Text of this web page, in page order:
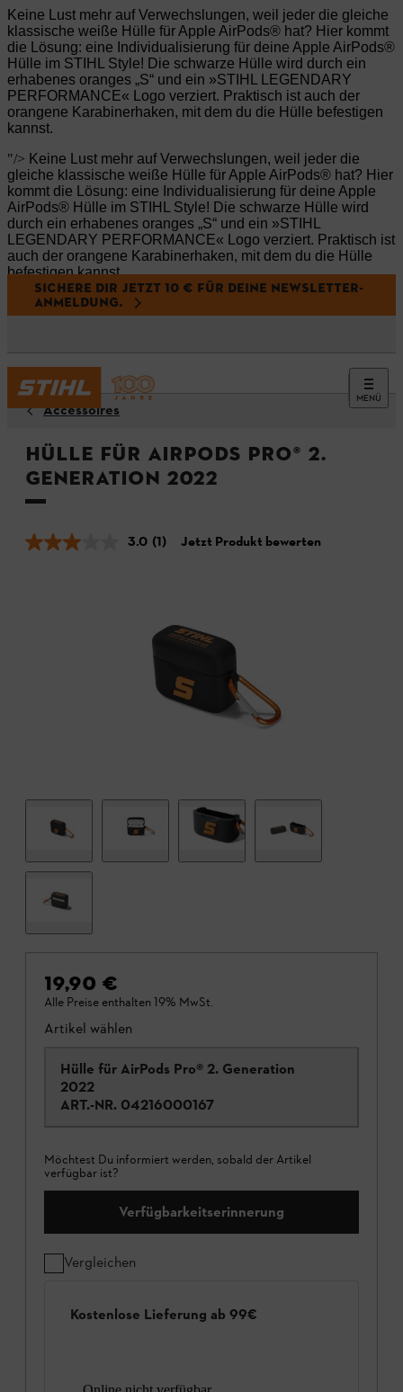
Keine Lust mehr auf Verwechslungen, weil jeder die gleiche
klassische weiße Hülle für Apple AirPods® hat? Hier kommt
die Lösung: eine Individualisierung für deine Apple AirPods®
Hülle im STIHL Style! Die schwarze Hülle wird durch ein
erhabenes oranges „S“ und ein »STIHL LEGENDARY
PERFORMANCE« Logo verziert. Praktisch ist auch der
orangene Karabinerhaken, mit dem du die Hülle befestigen
kannst.
"/> Keine Lust mehr auf Verwechslungen, weil jeder die
gleiche klassische weiße Hülle für Apple AirPods® hat? Hier
kommt die Lösung: eine Individualisierung für deine Apple
AirPods® Hülle im STIHL Style! Die schwarze Hülle wird
durch ein erhabenes oranges „S“ und ein »STIHL
LEGENDARY PERFORMANCE« Logo verziert. Praktisch ist
auch der orangene Karabinerhaken, mit dem du die Hülle
befestigen kannst.
SICHERE DIR JETZT 10 € FÜR DEINE NEWSLETTER-
ANMELDUNG.
MENÜ
Accessoires
Hülle für AirPods Pro® 2.
Generation 2022
3.0 (1) Jetzt Produkt bewerten
19,90 €
Alle Preise enthalten 19% MwSt.
Artikel wählen
Hülle für AirPods Pro® 2. Generation
2022
ART.-NR. 04216000167
Möchtest Du informiert werden, sobald der Artikel
verfügbar ist?
Verfügbarkeitserinnerung
Vergleichen
Kostenlose Lieferung ab 99€